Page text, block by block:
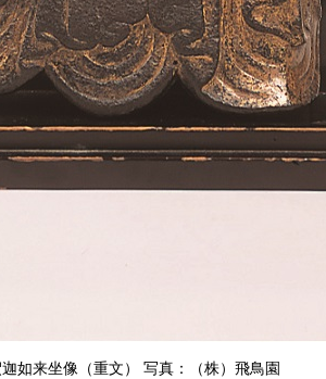
迦如来坐像（重文） 写真：（株）飛鳥園